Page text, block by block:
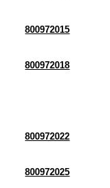
800972015
800972018
800972022
800972025